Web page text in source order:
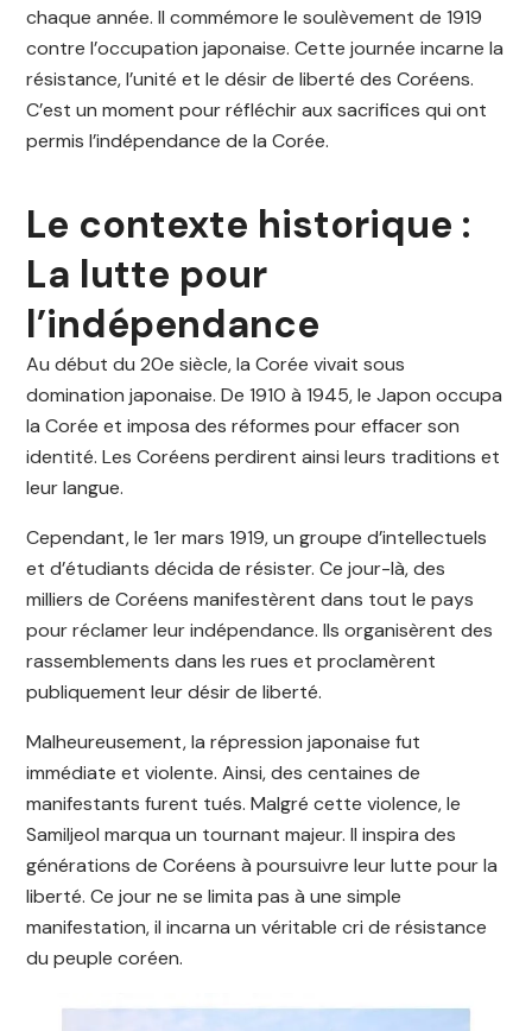
chaque année. Il commémore le soulèvement de 1919
contre l’occupation japonaise. Cette journée incarne la
résistance, l’unité et le désir de liberté des Coréens.
C’est un moment pour réfléchir aux sacrifices qui ont
permis l’indépendance de la Corée.
Le contexte historique :
La lutte pour
l’indépendance
Au début du 20e siècle, la Corée vivait sous
domination japonaise. De 1910 à 1945, le Japon occupa
la Corée et imposa des réformes pour effacer son
identité. Les Coréens perdirent ainsi leurs traditions et
leur langue.
Cependant, le 1er mars 1919, un groupe d’intellectuels
et d’étudiants décida de résister. Ce jour-là, des
milliers de Coréens manifestèrent dans tout le pays
pour réclamer leur indépendance. Ils organisèrent des
rassemblements dans les rues et proclamèrent
publiquement leur désir de liberté.
Malheureusement, la répression japonaise fut
immédiate et violente. Ainsi, des centaines de
manifestants furent tués. Malgré cette violence, le
Samiljeol marqua un tournant majeur. Il inspira des
générations de Coréens à poursuivre leur lutte pour la
liberté. Ce jour ne se limita pas à une simple
manifestation, il incarna un véritable cri de résistance
du peuple coréen.